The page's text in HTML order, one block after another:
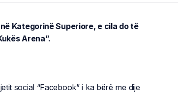
Kategorinë Superiore, e cila do të
Arena”.
social “Facebook” i ka bërë me dije